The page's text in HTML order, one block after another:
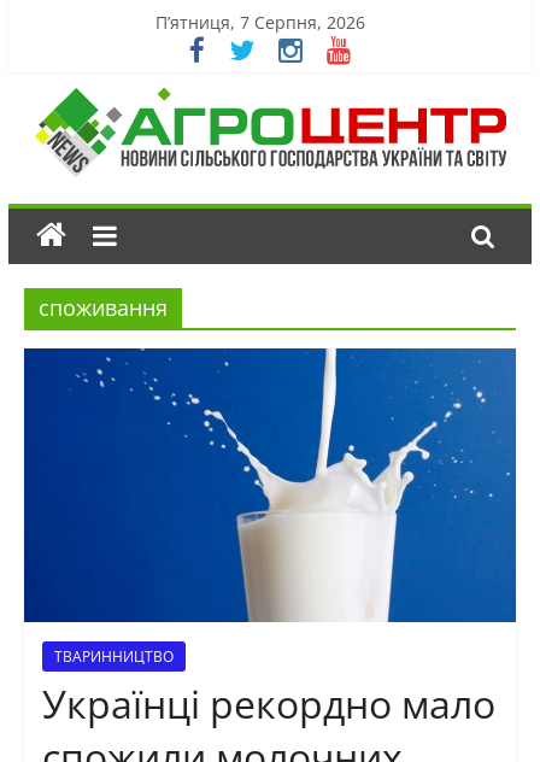
П’ятниця, 7 Серпня, 2026
споживання
ТВАРИННИЦТВО
Українці рекордно мало